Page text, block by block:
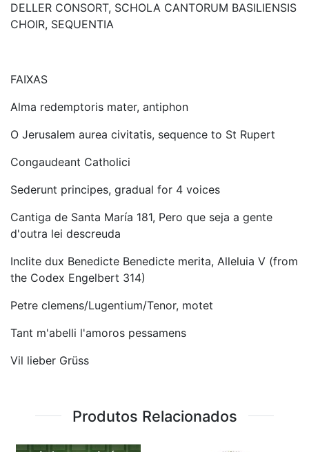
DELLER CONSORT, SCHOLA CANTORUM BASILIENSIS
CHOIR, SEQUENTIA
FAIXAS
Alma redemptoris mater, antiphon
O Jerusalem aurea civitatis, sequence to St Rupert
Congaudeant Catholici
Sederunt principes, gradual for 4 voices
Cantiga de Santa María 181, Pero que seja a gente
d'outra lei descreuda
Inclite dux Benedicte Benedicte merita, Alleluia V (from
the Codex Engelbert 314)
Petre clemens/Lugentium/Tenor, motet
Tant m'abelli l'amoros pessamens
Vil lieber Grüss
Produtos Relacionados